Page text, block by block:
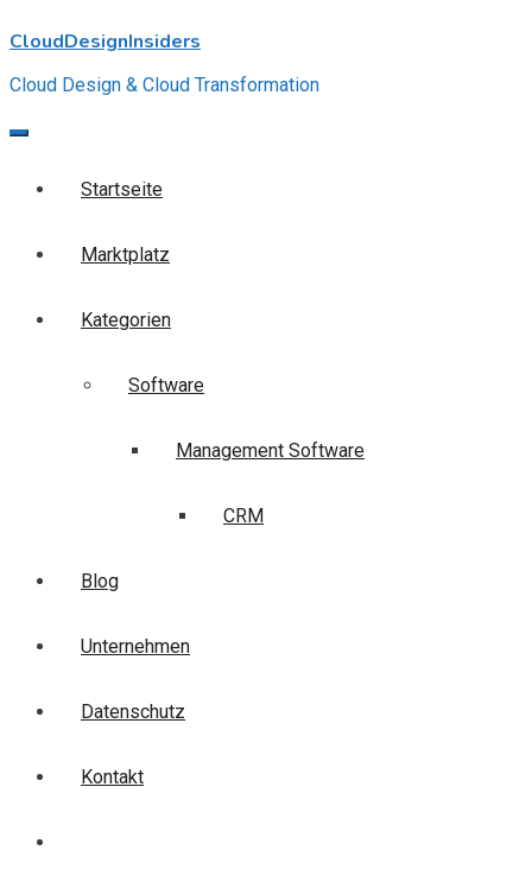
to
CloudDesignInsiders
Cloud Design & Cloud Transformation
Startseite
Marktplatz
Kategorien
Software
Management Software
CRM
Blog
Unternehmen
Datenschutz
Kontakt